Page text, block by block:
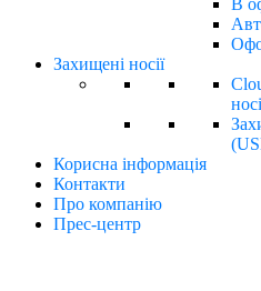
В
Захищені носії
Корисна інформація
Контакти
Про компанію
Прес-центр